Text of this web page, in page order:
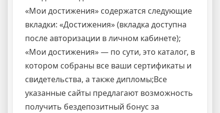
«Мои достижения» содержатся следующие
вкладки: «Достижения» (вкладка доступна
после авторизации в личном кабинете);
«Мои достижения» — по сути, это каталог, в
котором собраны все ваши сертификаты и
свидетельства, а также дипломы;Все
указанные сайты предлагают возможность
получить бездепозитный бонус за